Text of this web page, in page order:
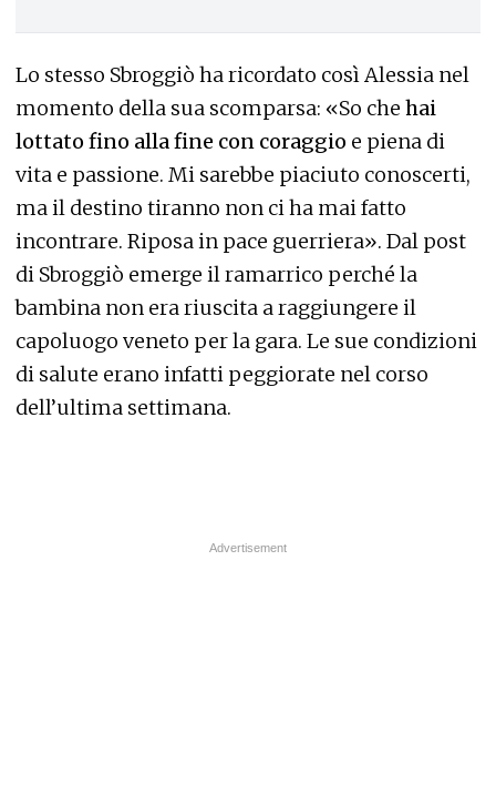
Lo stesso Sbroggiò ha ricordato così Alessia nel
momento della sua scomparsa: «So che hai
lottato fino alla fine con coraggio e piena di
vita e passione. Mi sarebbe piaciuto conoscerti,
ma il destino tiranno non ci ha mai fatto
incontrare. Riposa in pace guerriera». Dal post
di Sbroggiò emerge il ramarrico perché la
bambina non era riuscita a raggiungere il
capoluogo veneto per la gara. Le sue condizioni
di salute erano infatti peggiorate nel corso
dell’ultima settimana.